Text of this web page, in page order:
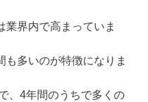
界内で高まっていま
多いのが特徴になりま
、4年間のうちで多くの